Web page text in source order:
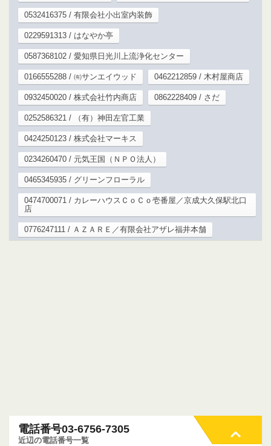
0532416375 / 有限会社小出室内装飾
0229591313 / はなやか亭
0587368102 / 愛知県日光川上流浄化センター
0166555288 / ㈲サンエイウッド 0462212859 / 木村屋商店
0932450020 / 株式会社竹内商店 0862228409 / さだ
0252586321 / （有）神田左官工業
0424250123 / 株式会社マーキス
0234260470 / 元気王国（ＮＰＯ法人）
0465345935 / グリーンフローラル
0474700071 / カレーハウスＣｏＣｏ壱番屋／京成大久保駅北口
店
0776247111 / ＡＺＡＲＥ／有限会社アザレ福井本舗
電話番号03-6756-7305
近辺の電話番号一覧